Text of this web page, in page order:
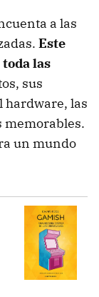
a las
Este
las
sus
hardware, las
memorables.
un mundo